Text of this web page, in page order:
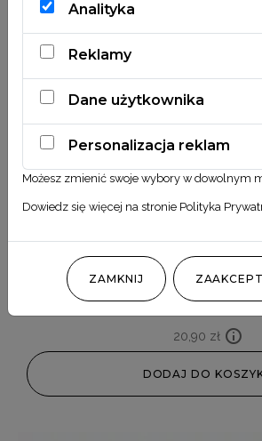
Peonia z pyłkiem
20,90 zł
DODAJ DO
Analityka
Reklamy
Dane użytkownika
Personalizacja reklam
Możesz zmienić swoje wybory w dowolnym
Dowiedz się więcej na stronie Polityka
ZAMKNIJ